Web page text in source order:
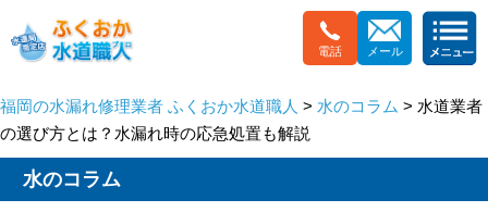
電話 メール
福岡の水漏れ修理業者 ふくおか水道職人 > 水のコラム > 水道業者
の選び方とは？水漏れ時の応急処置も解説
水のコラム